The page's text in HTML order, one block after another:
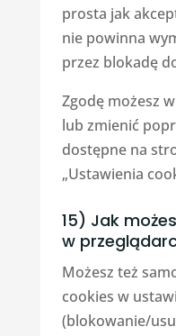
prosta jak
nie powinna
przez blokadę
Zgodę możesz
lub zmienić
dostępne na
„Ustawienia
15) Jak
w
Możesz też
cookies w
(blokowanie/